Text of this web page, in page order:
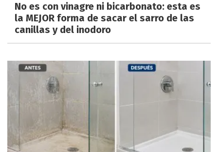
No es con vinagre ni bicarbonato: esta es
la MEJOR forma de sacar el sarro de las
canillas y del inodoro